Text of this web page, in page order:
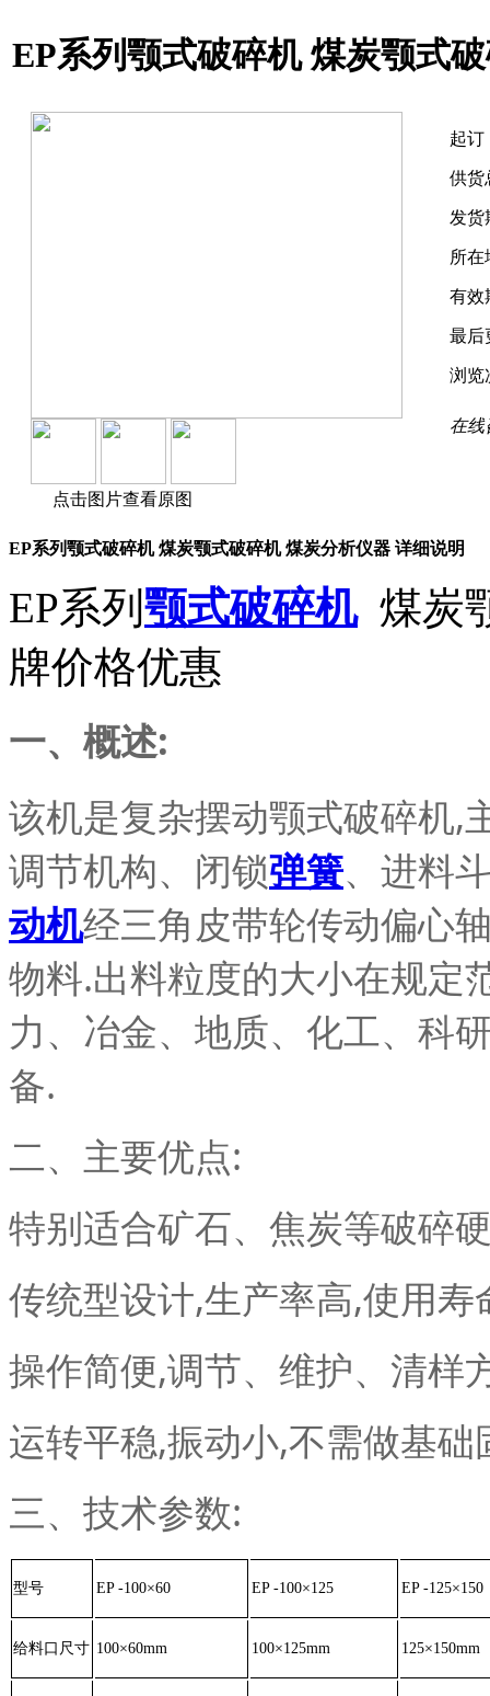
EP系列颚式破碎机 煤炭颚式
点击图片查看原图
起订
供货
发货
所在
有效
最后
浏览
在线
EP系列颚式破碎机 煤炭颚式破碎机 煤炭分析仪器 详细说明
EP系列 颚式破碎机煤炭
牌价格优惠
一、概述:
该机是复杂摆动颚式破碎机,
调节机构、闭锁弹簧、进料
动机经三角皮带轮传动偏心
物料.出料粒度的大小在规定
力、冶金、地质、化工、科
备.
二、主要优点:
特别适合矿石、焦炭等破碎
传统型设计,生产率高,使用寿
操作简便,调节、维护、清样
运转平稳,振动小,不需做基础
三、技术参数:
型号 EP -100×60 EP -100×125 EP -125×150
给料口尺寸 100×60mm 100×125mm 125×150mm